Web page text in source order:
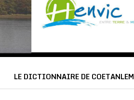
LE DICTIONNAIRE DE COETANLEM